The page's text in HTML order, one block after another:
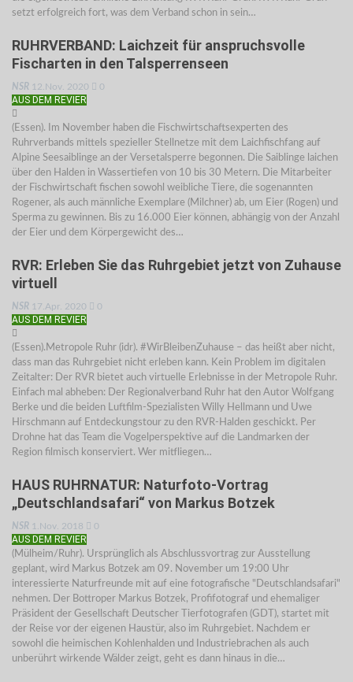
setzt erfolgreich fort, was dem Verband schon in sein…
RUHRVERBAND: Laichzeit für anspruchsvolle
Fischarten in den Talsperrenseen
NSR 12.Nov. 2020 0
AUS DEM REVIER
(Essen). Im November haben die Fischwirtschaftsexperten des
Ruhrverbands mittels spezieller Stellnetze mit dem Laichfischfang auf
Alpine Seesaiblinge an der Versetalsperre begonnen. Die Saiblinge laichen
über den Halden in Wassertiefen von 10 bis 30 Metern. Die Mitarbeiter
der Fischwirtschaft fischen sowohl weibliche Tiere, die sogenannten
Rogener, als auch männliche Exemplare (Milchner) ab, um Eier (Rogen) und
Sperma zu gewinnen. Bis zu 16.000 Eier können, abhängig von der Anzahl
der Eier und dem Körpergewicht des…
RVR: Erleben Sie das Ruhrgebiet jetzt von Zuhause
virtuell
NSR 17.Apr. 2020 0
AUS DEM REVIER
(Essen).Metropole Ruhr (idr). #WirBleibenZuhause – das heißt aber nicht,
dass man das Ruhrgebiet nicht erleben kann. Kein Problem im digitalen
Zeitalter: Der RVR bietet auch virtuelle Erlebnisse in der Metropole Ruhr.
Einfach mal abheben: Der Regionalverband Ruhr hat den Autor Wolfgang
Berke und die beiden Luftfilm-Spezialisten Willy Hellmann und Uwe
Hirschmann auf Entdeckungstour zu den RVR-Halden geschickt. Per
Drohne hat das Team die Vogelperspektive auf die Landmarken der
Region filmisch konserviert. Wer mitfliegen…
HAUS RUHRNATUR: Naturfoto-Vortrag
„Deutschlandsafari“ von Markus Botzek
NSR 1.Nov. 2018 0
AUS DEM REVIER
(Mülheim/Ruhr). Ursprünglich als Abschlussvortrag zur Ausstellung
geplant, wird Markus Botzek am 09. November um 19:00 Uhr
interessierte Naturfreunde mit auf eine fotografische "Deutschlandsafari"
nehmen. Der Bottroper Markus Botzek, Profifotograf und ehemaliger
Präsident der Gesellschaft Deutscher Tierfotografen (GDT), startet mit
der Reise vor der eigenen Haustür, also im Ruhrgebiet. Nachdem er
sowohl die heimischen Kohlenhalden und Industriebrachen als auch
unberührt wirkende Wälder zeigt, geht es dann hinaus in die…